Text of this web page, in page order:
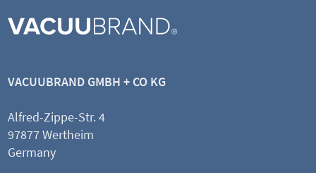
KF DN 20/25
小法兰外齐式环形中心支架
VACUUBRAND GMBH + CO KG
Alfred-Zippe-Str. 4
97877 Wertheim
Germany